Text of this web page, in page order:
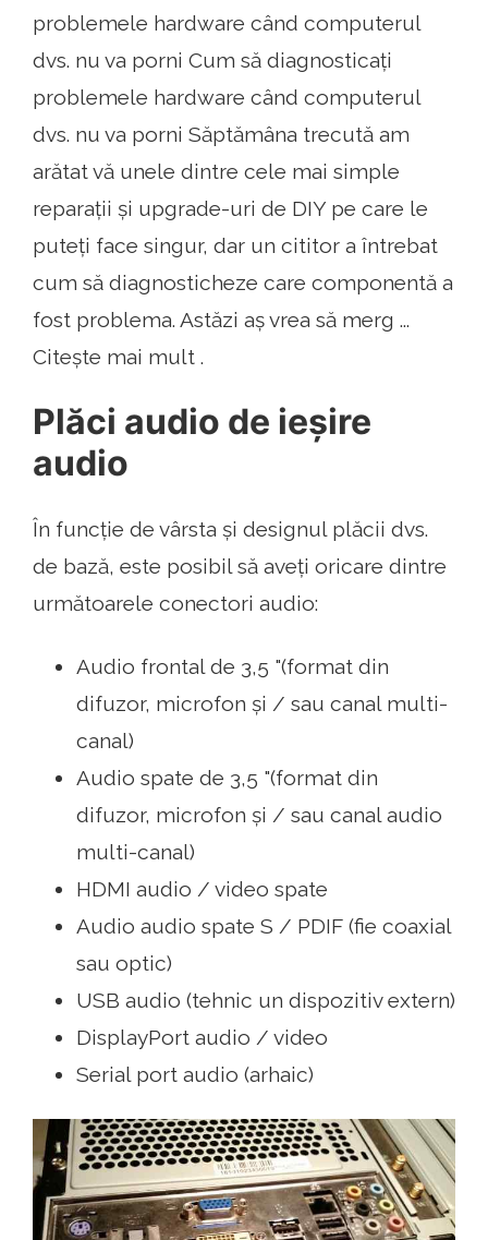
problemele hardware când computerul
dvs. nu va porni Cum să diagnosticați
problemele hardware când computerul
dvs. nu va porni Săptămâna trecută am
arătat vă unele dintre cele mai simple
reparații și upgrade-uri de DIY pe care le
puteți face singur, dar un cititor a întrebat
cum să diagnosticheze care componentă a
fost problema. Astăzi aș vrea să merg ...
Citește mai mult .
Plăci audio de ieșire
audio
În funcție de vârsta și designul plăcii dvs.
de bază, este posibil să aveți oricare dintre
următoarele conectori audio:
Audio frontal de 3,5 "(format din
difuzor, microfon și / sau canal multi-
canal)
Audio spate de 3,5 "(format din
difuzor, microfon și / sau canal audio
multi-canal)
HDMI audio / video spate
Audio audio spate S / PDIF (fie coaxial
sau optic)
USB audio (tehnic un dispozitiv extern)
DisplayPort audio / video
Serial port audio (arhaic)